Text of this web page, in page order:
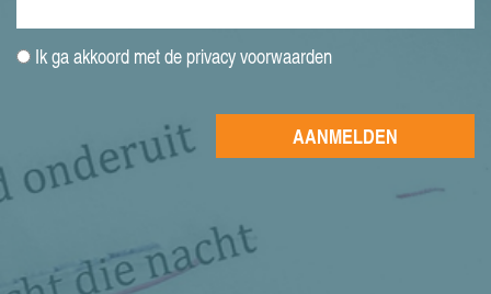
Ik ga akkoord met de privacy voorwaarden